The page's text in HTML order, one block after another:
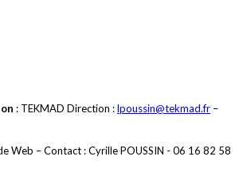
: TEKMAD Direction :lpoussin@tekmad.fr –
Web – Contact : Cyrille POUSSIN - 06 16 82 58